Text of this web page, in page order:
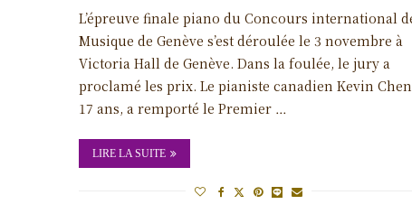
L’épreuve finale piano du Concours international
Musique de Genève s’est déroulée le 3 novembre à
Victoria Hall de Genève. Dans la foulée, le jury a
proclamé les prix. Le pianiste canadien Kevin
17 ans, a remporté le Premier …
LIRE LA SUITE